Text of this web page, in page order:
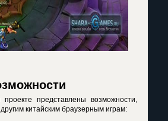
представлены возможности,
китайским браузерным играм: